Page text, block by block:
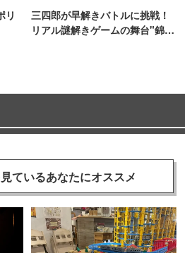
リ
三四郎が早解きバトルに挑戦！
リアル謎解きゲームの舞台"錦糸
ているあなたにオススメ